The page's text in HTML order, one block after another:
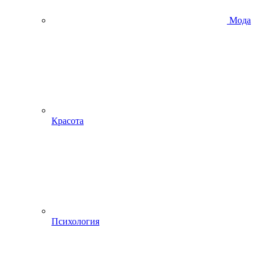
Мода
Красота
Психология